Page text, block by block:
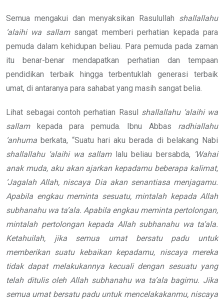
Semua mengakui dan menyaksikan Rasulullah shallallahu
‘alaihi wa sallamsangat memberi perhatian kepada para
pemuda dalam kehidupan beliau. Para pemuda pada zaman
itu benar-benar mendapatkan perhatian dan tempaan
pendidikan terbaik hingga terbentuklah generasi terbaik
umat, di antaranya para sahabat yang masih sangat belia.
Lihat sebagai contoh perhatian Rasul shallallahu ‘alaihi wa
sallamkepada para pemuda. Ibnu Abbas radhiallahu
‘anhuma berkata, “Suatu hari aku berada di belakang Nabi
shallallahu ‘alaihi wa sallamlalu beliau bersabda, ‘Wahai
anak muda, aku akan ajarkan kepadamu beberapa kalimat,
‘Jagalah Allah, niscaya Dia akan senantiasa menjagamu.
Apabila engkau meminta sesuatu, mintalah kepada Allah
subhanahu wa ta’ala. Apabila engkau meminta pertolongan,
mintalah pertolongan kepada Allah subhanahu wa ta’ala.
Ketahuilah, jika semua umat bersatu
padu untuk
memberikan suatu kebaikan kepadamu, niscaya mereka
tidak dapat melakukannya kecuali dengan sesuatu yang
telah ditulis oleh Allah subhanahu wa ta’ala bagimu. Jika
semua umat bersatu padu untuk mencelakakanmu, niscaya